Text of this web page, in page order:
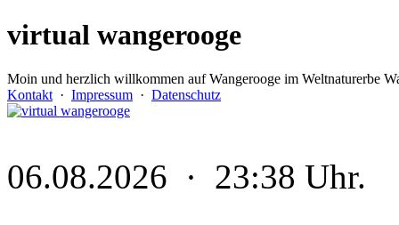
virtual wangerooge
Moin und herzlich willkommen auf Wangerooge im Weltnaturerbe
Kontakt · Impressum · Datenschutz
06.08.2026 · 23:38 Uhr.